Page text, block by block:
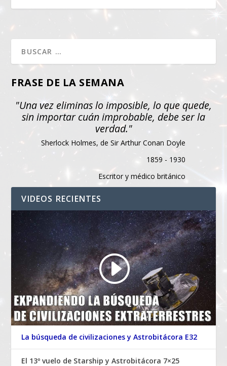
FRASE DE LA SEMANA
"Una vez eliminas lo imposible, lo que quede,
sin importar cuán improbable, debe ser la
verdad."
Sherlock Holmes, de Sir Arthur Conan Doyle
1859 - 1930
Escritor y médico británico
VIDEOS RECIENTES
La búsqueda de civilizaciones y Astrobitácora E32
El 13º vuelo de Starship y Astrobitácora 7×25